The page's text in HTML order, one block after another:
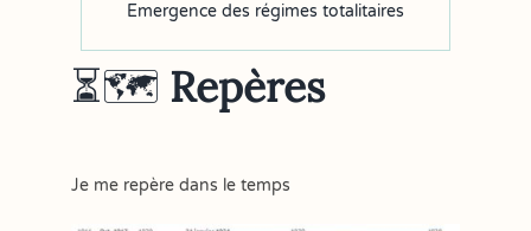
Emergence des régimes totalitaires
⏳🗺 Repères
Je me repère dans le temps